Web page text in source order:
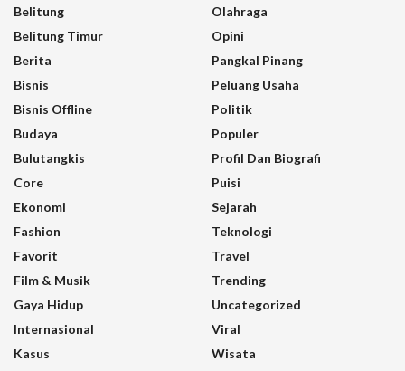
Belitung
Belitung Timur
Berita
Bisnis
Bisnis Offline
Budaya
Bulutangkis
Core
Ekonomi
Fashion
Favorit
Film & Musik
Gaya Hidup
Internasional
Kasus
Olahraga
Opini
Pangkal Pinang
Peluang Usaha
Politik
Populer
Profil Dan Biografi
Puisi
Sejarah
Teknologi
Travel
Trending
Uncategorized
Viral
Wisata